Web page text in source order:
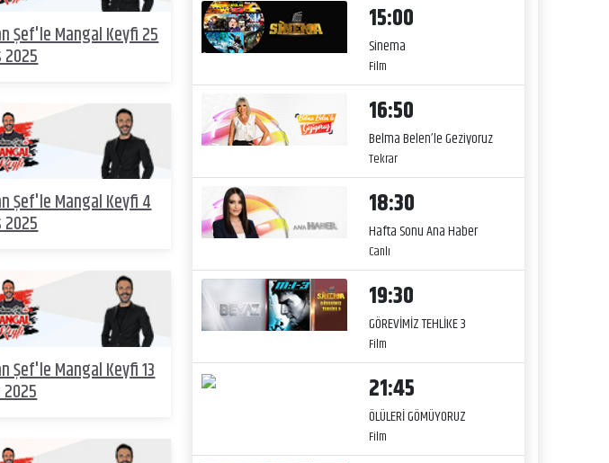
Şef'le Mangal Keyfi 25
2025
Şef'le Mangal Keyfi 4
2025
Şef'le Mangal Keyfi 13
2025
15:00
Sinema
Film
16:50
Belma Belen’le Geziyoruz
Tekrar
18:30
Hafta Sonu Ana Haber
Canlı
19:30
GÖREVİMİZ TEHLİKE 3
Film
21:45
ÖLÜLERİ GÖMÜYORUZ
Film